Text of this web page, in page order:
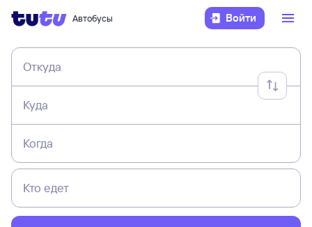
Автобусы Войти
Откуда
Куда
Когда
Кто едет